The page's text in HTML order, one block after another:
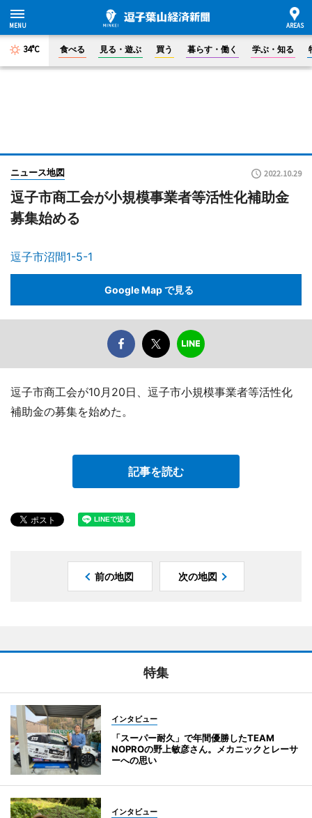
34°C 食べる 見る・遊ぶ 買う 暮らす・働く 学ぶ・知る
ニュース地図 2022.10.29
逗子市商工会が小規模事業者等活性化補助金
募集始める
逗子市沼間1-5-1
Google Map で見る
逗子市商工会が10月20日、逗子市小規模事業者等活性化
補助金の募集を始めた。
記事を読む
前の地図 次の地図
特集
インタビュー
「スーパー耐久」で年間優勝したTEAM
NOPROの野上敏彦さん。メカニックとレーサ
ーへの思い
インタビュー